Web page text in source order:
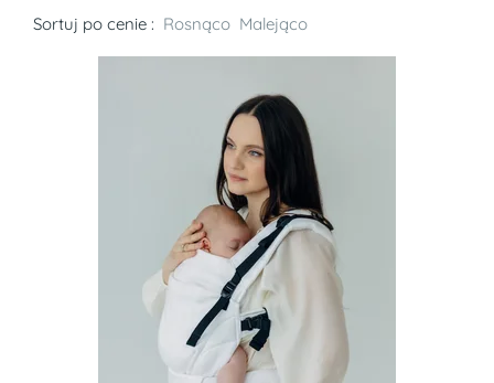
Sortuj po cenie : Rosnąco Malejąco